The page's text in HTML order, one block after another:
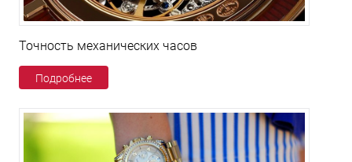
Точность механических часов
Подробнее